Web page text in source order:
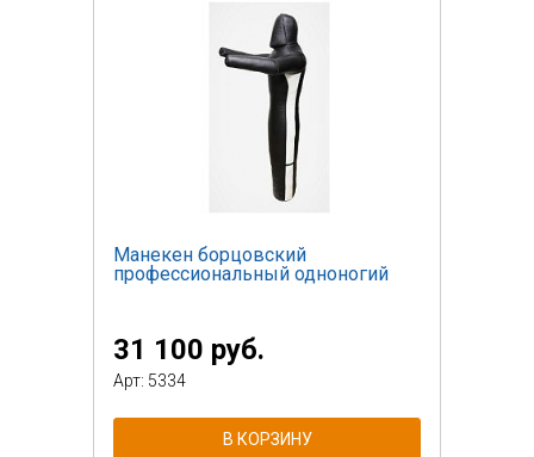
Манекен борцовский
профессиональный одноногий
31 100 руб.
Арт: 5334
В КОРЗИНУ